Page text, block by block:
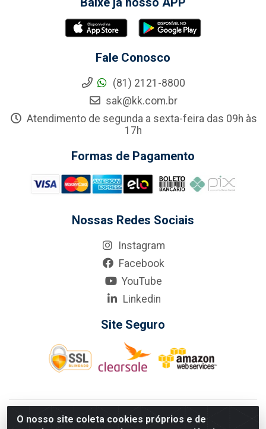
O nosso site coleta cookies próprios e de
Fale Conosco
(81) 2121-8800
sak@kk.com.br
Atendimento de segunda a sexta-feira das 09h às
17h
Formas de Pagamento
Nossas Redes Sociais
Instagram
Facebook
YouTube
Linkedin
Site Seguro
KarneKeijo Logistica Integrada LTDA - Rod. Br-101 Sul, nº3700